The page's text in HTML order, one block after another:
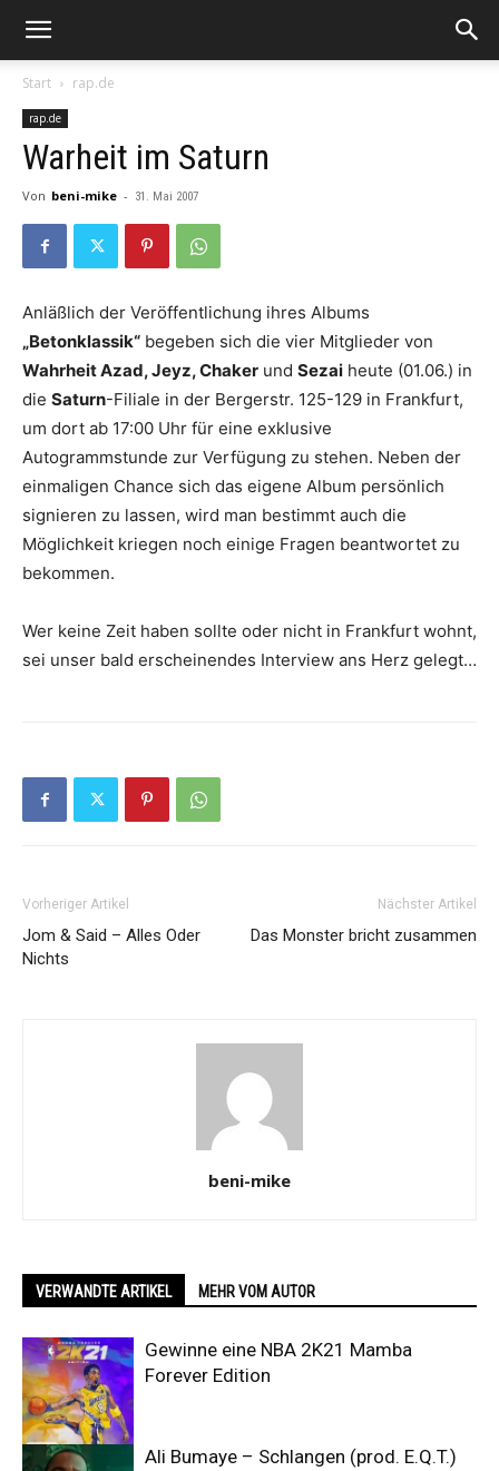
Start rap.de
rap.de
Warheit im Saturn
Von beni-mike - 31. Mai 2007
Anläßlich der Veröffentlichung ihres Albums
„Betonklassik“ begeben sich die vier Mitglieder von
Wahrheit Azad, Jeyz, Chaker und Sezai heute (01.06.) in
die Saturn-Filiale in der Bergerstr. 125-129 in Frankfurt,
um dort ab 17:00 Uhr für eine exklusive
Autogrammstunde zur Verfügung zu stehen. Neben der
einmaligen Chance sich das eigene Album persönlich
signieren zu lassen, wird man bestimmt auch die
Möglichkeit kriegen noch einige Fragen beantwortet zu
bekommen.
Wer keine Zeit haben sollte oder nicht in Frankfurt wohnt,
sei unser bald erscheinendes Interview ans Herz gelegt…
Vorheriger Artikel
Jom & Said – Alles Oder
Nichts
Nächster Artikel
Das Monster bricht zusammen
beni-mike
VERWANDTE ARTIKEL MEHR VOM AUTOR
Gewinne eine NBA 2K21 Mamba
Forever Edition
Ali Bumaye – Schlangen (prod. E.Q.T.)